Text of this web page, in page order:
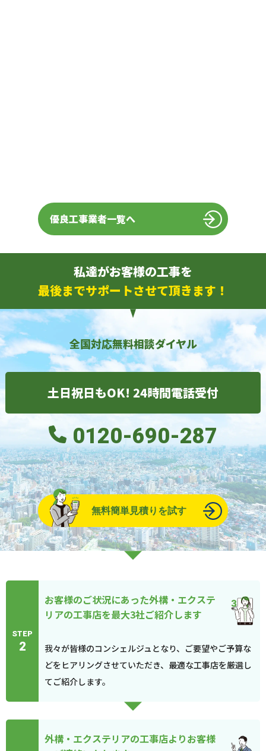
優良工事業者一覧へ
私達がお客様の工事を
最後までサポートさせて頂きます！
全国対応無料相談ダイヤル
土日祝日もOK! 24時間電話受付
0120-690-287
無料簡単見積りを試す
STEP
2
お客様のご状況にあった外構・エクステ
リアの工事店を最大3社ご紹介します
我々が皆様のコンシェルジュとなり、ご要望やご予算な
どをヒアリングさせていただき、最適な工事店を厳選し
てご紹介します。
外構・エクステリアの工事店よりお客様